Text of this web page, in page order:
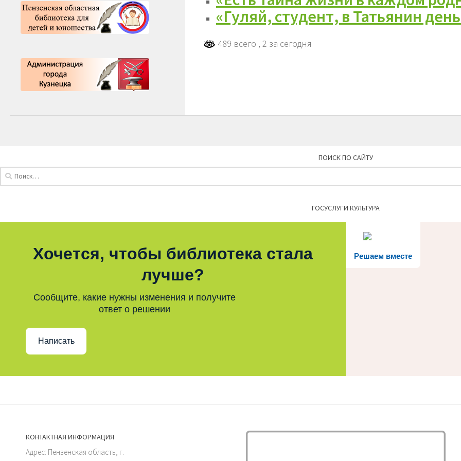
«Гуляй, студент, в Татьянин
489 всего , 2 за сегодня
ПОИСК ПО САЙТУ
ГОСУСЛУГИ КУЛЬТУРА
Решаем вместе
Хочется, чтобы библиотека стала
лучше?
Сообщите, какие нужны изменения и получите
ответ о решении
Написать
КОНТАКТНАЯ ИНФОРМАЦИЯ
Адрес: Пензенская область, г.